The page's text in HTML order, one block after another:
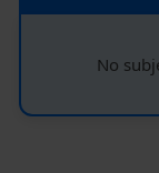
No